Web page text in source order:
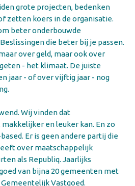
grote projecten, bedenken
zetten koers in de organisatie.
beter onderbouwde
die beter bij je passen.
over geld, maar ook over
- het klimaat. De juiste
jaar - of over vijftig jaar - nog
Wij vinden dat
en leuker kan. En zo
Er is geen andere partij die
over maatschappelijk
als Republiq. Jaarlijks
van bijna 20 gemeenten met
Vastgoed.